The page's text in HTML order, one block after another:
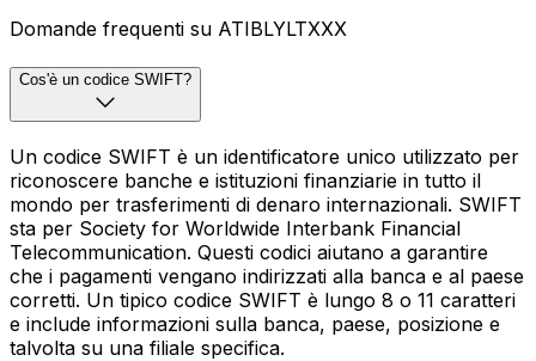
Domande frequenti su ATIBLYLTXXX
Cos'è un codice SWIFT?
Un codice SWIFT è un identificatore unico utilizzato per
riconoscere banche e istituzioni finanziarie in tutto il
mondo per trasferimenti di denaro internazionali. SWIFT
sta per Society for Worldwide Interbank Financial
Telecommunication. Questi codici aiutano a garantire
che i pagamenti vengano indirizzati alla banca e al paese
corretti. Un tipico codice SWIFT è lungo 8 o 11 caratteri
e include informazioni sulla banca, paese, posizione e
talvolta su una filiale specifica.